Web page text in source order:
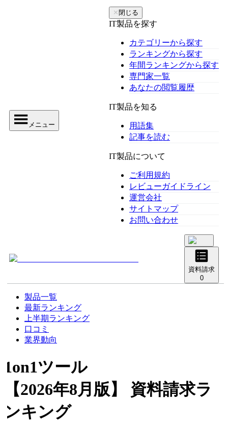
メニュー
閉じる
IT製品を探す
カテゴリーから探す
ランキングから探す
年間ランキングから探す
専門家一覧
あなたの閲覧履歴
IT製品を知る
用語集
記事を読む
IT製品について
ご利用規約
レビューガイドライン
運営会社
サイトマップ
お問い合わせ
資料請求
製品一覧
最新ランキング
上半期ランキング
口コミ
業界動向
ツール
2026年8月版】 資料請求ラ
キング